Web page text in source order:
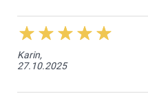
Karin,
27.10.2025